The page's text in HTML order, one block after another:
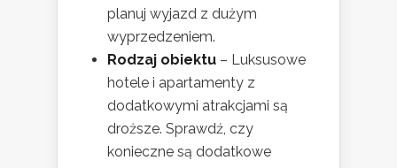
planuj wyjazd z dużym
wyprzedzeniem.
Rodzaj obiektu – Luksusowe
hotele i apartamenty z
dodatkowymi atrakcjami są
droższe. Sprawdź, czy
konieczne są dodatkowe